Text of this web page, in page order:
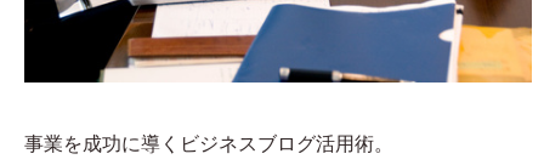
事業を成功に導くビジネスブログ活用術。